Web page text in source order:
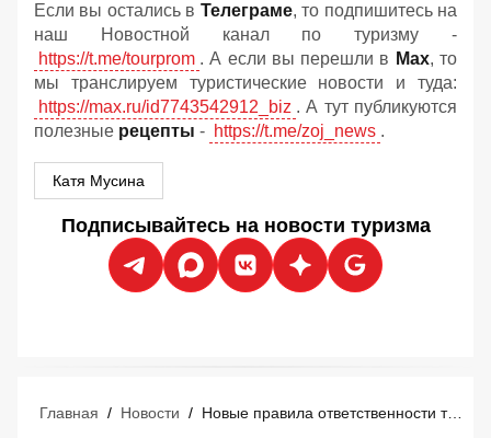
Если вы остались в Телеграме, то подпишитесь на
наш Новостной канал по туризму -
https://t.me/tourprom . А если вы перешли в Мах, то
мы транслируем туристические новости и туда:
https://max.ru/id7743542912_biz . А тут публикуются
полезные рецепты - https://t.me/zoj_news .
Катя Мусина
Подписывайтесь на новости туризма
Главная / Новости / Новые правила ответственности туроператоров и турагентов: что изменится